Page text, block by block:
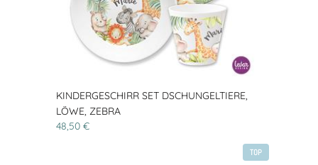
KINDERGESCHIRR SET DSCHUNGELTIERE,
LÖWE, ZEBRA
48,50 €
TOP